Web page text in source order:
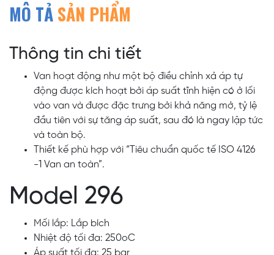
MÔ TẢSẢN PHẨM
Thông tin chi tiết
Van hoạt động như một bộ điều chỉnh xả áp tự
động được kích hoạt bởi áp suất tĩnh hiện có ở lối
vào van và được đặc trưng bởi khả năng mở, tỷ lệ
đầu tiên với sự tăng áp suất, sau đó là ngay lập tức
và toàn bộ.
Thiết kế phù hợp với “Tiêu chuẩn quốc tế ISO 4126
-1 Van an toàn”.
Model 296
Mối lắp: Lắp bích
Nhiệt độ tối đa: 250oC
Áp suất tối đa: 25 bar